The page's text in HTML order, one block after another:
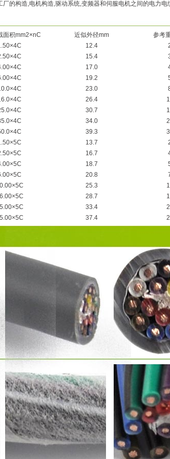
的构造,电机构造,驱动系统,变频器和伺服电机之间的电力电
面积mm2×nC 近似外径mm
参考
12.4
15.4
17.0
19.2
23.0
26.4
30.7
34.0
39.3
13.7
16.7
18.7
20.8
25.3
28.7
33.4
37.4